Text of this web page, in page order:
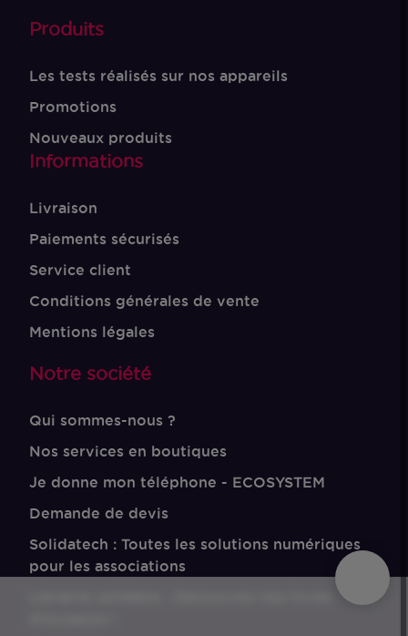
Produits
Les tests réalisés sur nos appareils
Promotions
Nouveaux produits
Informations
Livraison
Paiements sécurisés
Service client
Conditions générales de vente
Mentions légales
Notre société
Qui sommes-nous ?
Nos services en boutiques
Je donne mon téléphone - ECOSYSTEM
Demande de devis
Solidatech : Toutes les solutions numériques
pour les associations